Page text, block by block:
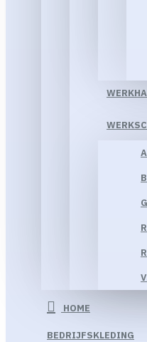
HOME
BEDRIJFSKLEDING